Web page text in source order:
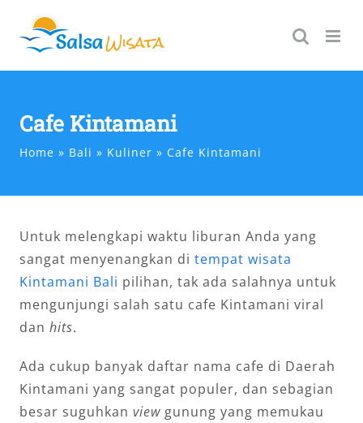
content
Cafe Kintamani
Home Bali Kuliner Cafe Kintamani
Untuk melengkapi waktu liburan Anda yang
sangat menyenangkan di tempat wisata
Kintamani Bali pilihan, tak ada salahnya untuk
mengunjungi salah satu cafe Kintamani viral
dan hits.
Ada cukup banyak daftar nama cafe di Daerah
Kintamani yang sangat populer, dan sebagian
besar suguhkan viewgunung yang memukau